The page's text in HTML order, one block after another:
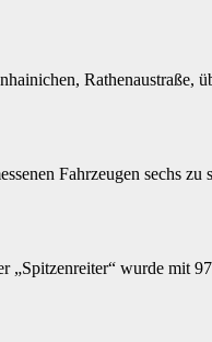
Rathenaustraße,
Fahrzeugen sechs zu
wurde mit